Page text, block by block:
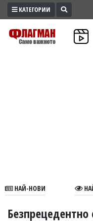
ПРОМО
ЗОНА
В
КАТЕГОРИИ
НАЙ-НОВИ